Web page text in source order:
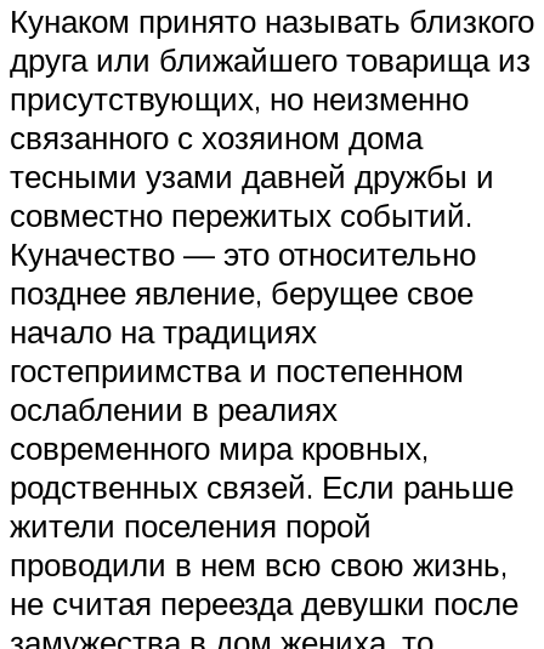
Кунаком принято называть близкого
друга или ближайшего товарища из
присутствующих, но неизменно
связанного с хозяином дома
тесными узами давней дружбы и
совместно пережитых событий.
Куначество — это относительно
позднее явление, берущее свое
начало на традициях
гостеприимства и постепенном
ослаблении в реалиях
современного мира кровных,
родственных связей. Если раньше
жители поселения порой
проводили в нем всю свою жизнь,
не считая переезда девушки после